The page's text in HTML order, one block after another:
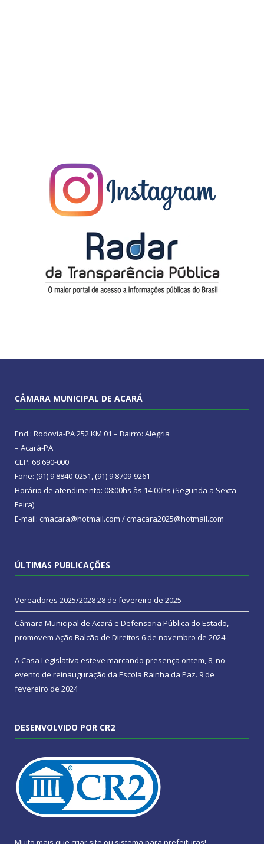
CÂMARA MUNICIPAL DE ACARÁ
End.: Rodovia-PA 252 KM 01 – Bairro: Alegria
– Acará-PA
CEP: 68.690-000
Fone: (91) 9 8840-0251, (91) 9 8709-9261
Horário de atendimento: 08:00hs às 14:00hs (Segunda a Sexta
Feira)
E-mail: cmacara@hotmail.com / cmacara2025@hotmail.com
ÚLTIMAS PUBLICAÇÕES
Vereadores 2025/202828 de fevereiro de 2025
Câmara Municipal de Acará e Defensoria Pública do Estado,
promovem Ação Balcão de Direitos 6 de novembro de 2024
A Casa Legislativa esteve marcando presença ontem, 8, no
evento de reinauguração da Escola Rainha da Paz. 9 de
fevereiro de 2024
DESENVOLVIDO POR CR2